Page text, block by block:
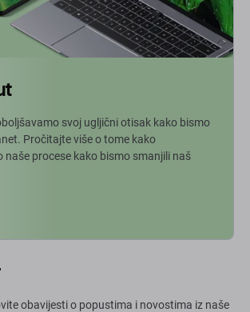
svoj ugljični otisak kako bismo
Pročitajte više o tome kako
naše procese kako bismo smanjili naš
obavijesti o popustima i novostima iz naše